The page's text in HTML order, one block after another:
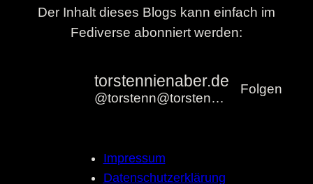
Der Inhalt dieses Blogs kann einfach im
Fediverse abonniert werden:
torstennienaber.de
@torstenn@torstennienaber.de
Folgen
Impressum
Datenschutzerklärung